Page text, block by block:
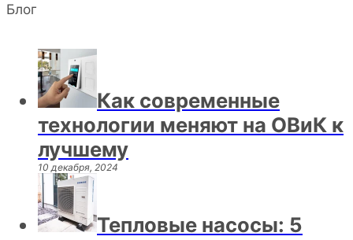
Блог
Как современные
технологии меняют на ОВиК к
лучшему
10 декабря, 2024
Тепловые насосы: 5